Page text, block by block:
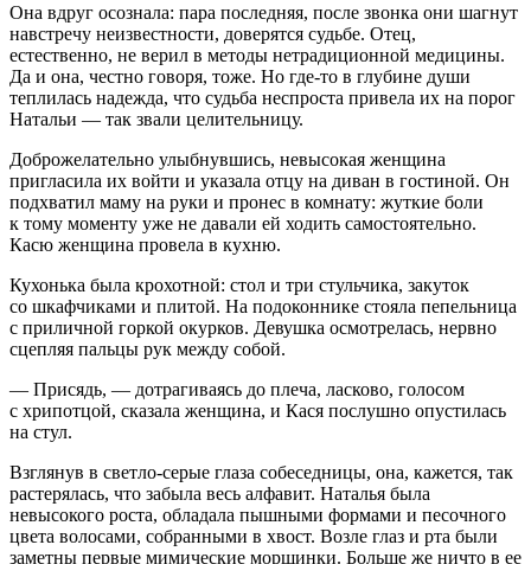
Она вдруг осознала: пара последняя, после звонка они шагнут
навстречу неизвестности, доверятся судьбе. Отец,
естественно, не верил в методы нетрадиционной медицины.
Да и она, честно говоря, тоже. Но где-то в глубине души
теплилась надежда, что судьба неспроста привела их на порог
Натальи — так звали целительницу.
Доброжелательно улыбнувшись, невысокая женщина
пригласила их войти и указала отцу на диван в гостиной. Он
подхватил маму на руки и пронес в комнату: жуткие боли
к тому моменту уже не давали ей ходить самостоятельно.
Касю женщина провела в кухню.
Кухонька была крохотной: стол и три стульчика, закуток
со шкафчиками и плитой. На подоконнике стояла пепельница
с приличной горкой окурков. Девушка осмотрелась, нервно
сцепляя пальцы рук между собой.
— Присядь, — дотрагиваясь до плеча, ласково, голосом
с хрипотцой, сказала женщина, и Кася послушно опустилась
на стул.
Взглянув в светло-серые глаза собеседницы, она, кажется, так
растерялась, что забыла весь алфавит. Наталья была
невысокого роста, обладала пышными формами и песочного
цвета волосами, собранными в хвост. Возле глаз и рта были
заметны первые мимические морщинки. Больше же ничто в ее